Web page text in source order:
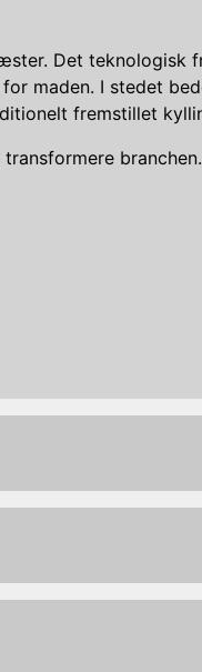
Det teknologisk
maden. I stedet
fremstillet